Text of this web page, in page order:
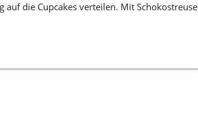
die Cupcakes verteilen. Mit